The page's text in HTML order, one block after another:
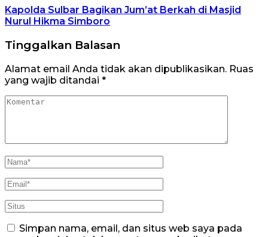
Kapolda Sulbar Bagikan Jum’at Berkah di Masjid
Nurul Hikma Simboro
Tinggalkan Balasan
Alamat email Anda tidak akan dipublikasikan. Ruas
yang wajib ditandai *
Simpan nama, email, dan situs web saya pada